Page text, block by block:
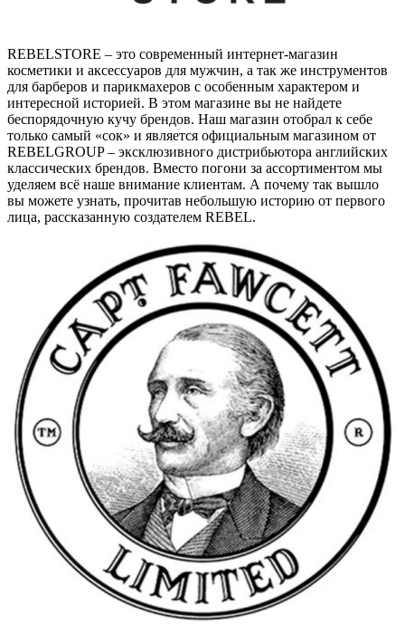
REBELSTORE – это современный интернет-магазин
косметики и аксессуаров для мужчин, а так же инструментов
для барберов и парикмахеров с особенным характером и
интересной историей. В этом магазине вы не найдете
беспорядочную кучу брендов. Наш магазин отобрал к себе
только самый «сок» и является официальным магазином от
REBELGROUP – эксклюзивного дистрибьютора английских
классических брендов. Вместо погони за ассортиментом мы
уделяем всё наше внимание клиентам. А почему так вышло
вы можете узнать, прочитав небольшую историю от первого
лица, рассказанную создателем REBEL.